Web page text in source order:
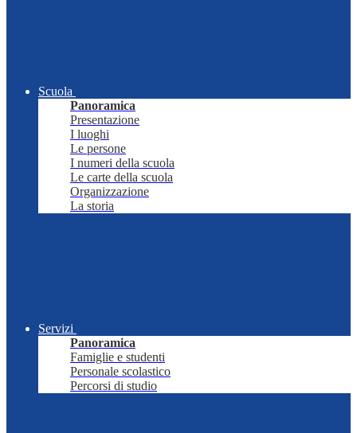
Scuola
Panoramica
Presentazione
I luoghi
Le persone
I numeri della scuola
Le carte della scuola
Organizzazione
La storia
Servizi
Panoramica
Famiglie e studenti
Personale scolastico
Percorsi di studio